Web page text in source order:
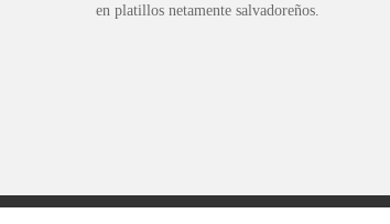
en platillos netamente salvadoreños.